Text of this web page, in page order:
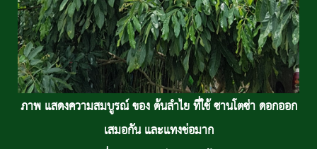
ภาพ แสดงความสมบูรณ์ ของ ต้นลำไย ที่ใช้ ซานโตซ่า ดอกออก
เสมอกัน และแทงช่อมาก